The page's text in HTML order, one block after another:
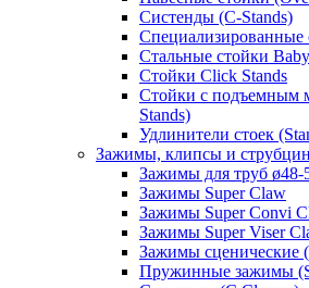
Систенды (C-Stands)
Специализированные
Стальные стойки
Стойки Click Stands
Стойки с подъемным
Stands)
Удлинители стоек
Зажимы, клипсы и
Зажимы для труб
Зажимы Super Claw
Зажимы Super Convi
Зажимы Super Viser
Зажимы сценические
Пружинные зажимы